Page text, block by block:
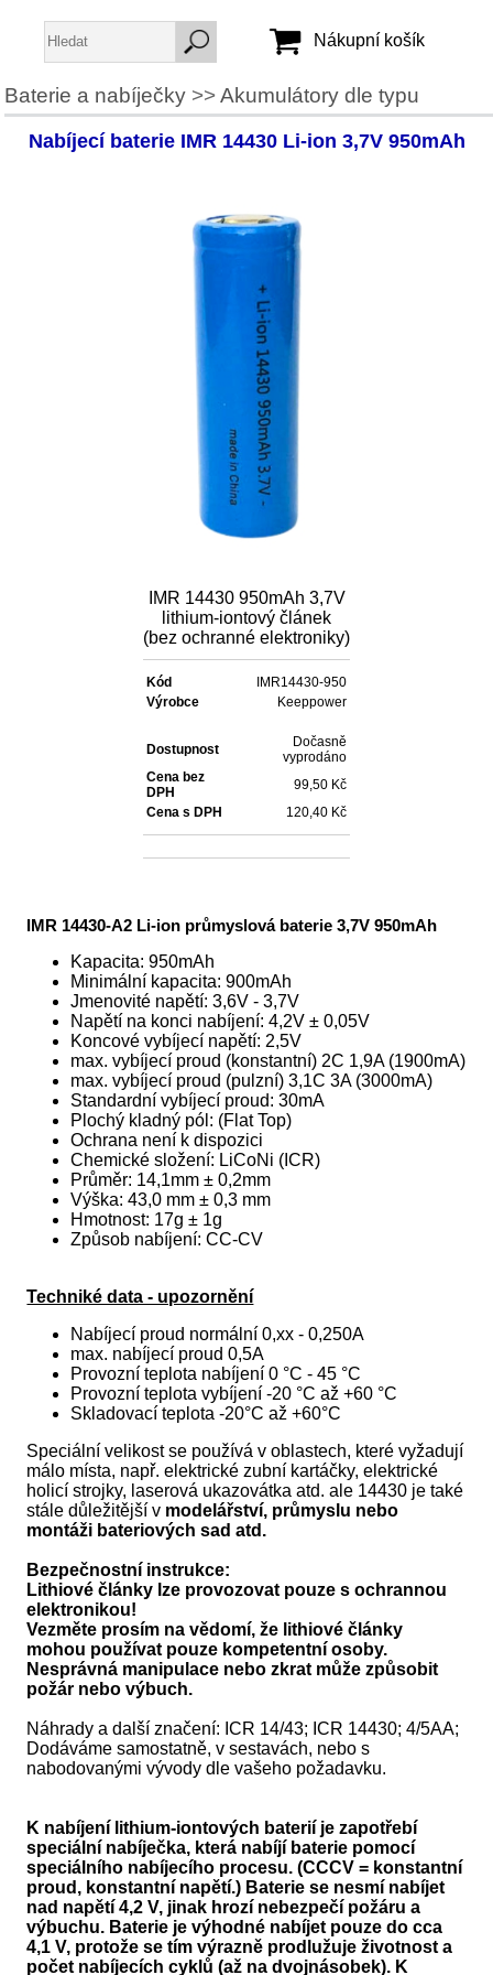
Jméno:
Heslo:
Vytvořit účet
Nákupní košík
Baterie a nabíječky>>Akumulátory dle typu
Nabíjecí baterie IMR 14430 Li-ion 3,7V 950mAh
IMR 14430 950mAh 3,7V
lithium-iontový článek
(bez ochranné elektroniky)
Kód
IMR14430-950
Výrobce
Keeppower
Dostupnost
Dočasně
vyprodáno
Cena bez
DPH
99,50 Kč
Cena s DPH
120,40 Kč
IMR 14430-A2 Li-ion průmyslová baterie 3,7V 950mAh
Kapacita: 950mAh
Minimální kapacita: 900mAh
Jmenovité napětí: 3,6V - 3,7V
Napětí na konci nabíjení: 4,2V ± 0,05V
Koncové vybíjecí napětí: 2,5V
max. vybíjecí proud (konstantní) 2C 1,9A (1900mA)
max. vybíjecí proud (pulzní) 3,1C 3A (3000mA)
Standardní vybíjecí proud: 30mA
Plochý kladný pól: (Flat Top)
Ochrana není k dispozici
Chemické složení: LiCoNi (ICR)
Průměr: 14,1mm ± 0,2mm
Výška: 43,0 mm ± 0,3 mm
Hmotnost: 17g ± 1g
Způsob nabíjení: CC-CV
Techniké data - upozornění
Nabíjecí proud normální 0,xx - 0,250A
max. nabíjecí proud 0,5A
Provozní teplota nabíjení 0 °C - 45 °C
Provozní teplota vybíjení -20 °C až +60 °C
Skladovací teplota -20°C až +60°C
Speciální velikost se používá v oblastech, které vyžadují
málo místa, např. elektrické zubní kartáčky, elektrické
holicí strojky, laserová ukazovátka atd. ale 14430 je také
stále důležitější v modelářství, průmyslu nebo
montáži bateriových sad atd.
Bezpečnostní instrukce:
Lithiové články lze provozovat pouze s ochrannou
elektronikou!
Vezměte prosím na vědomí, že lithiové články
mohou používat pouze kompetentní osoby.
Nesprávná manipulace nebo zkrat může způsobit
požár nebo výbuch.
Náhrady a další značení: ICR 14/43; ICR 14430; 4/5AA;
Dodáváme samostatně, v sestavách, nebo s
nabodovanými vývody dle vašeho požadavku.
K nabíjení lithium-iontových baterií je zapotřebí
speciální nabíječka, která nabíjí baterie pomocí
speciálního nabíjecího procesu. (CCCV = konstantní
proud, konstantní napětí.) Baterie se nesmí nabíjet
nad napětí 4,2 V, jinak hrozí nebezpečí požáru a
výbuchu. Baterie je výhodné nabíjet pouze do cca
4,1 V, protože se tím výrazně prodlužuje životnost a
počet nabíjecích cyklů (až na dvojnásobek). K